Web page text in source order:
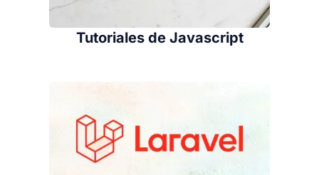
Tutoriales de Javascript